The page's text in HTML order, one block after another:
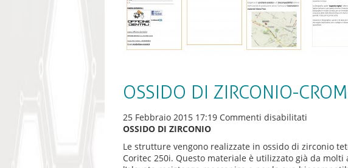
OSSIDO DI ZIRCONIO-
25 Febbraio 2015 17:19 Commenti disabilitati
CROMO
OSSIDO DI ZIRCONIO
Le strutture vengono realizzate in ossido di zirconio
Coritec 250i. Questo materiale è utilizzato già da